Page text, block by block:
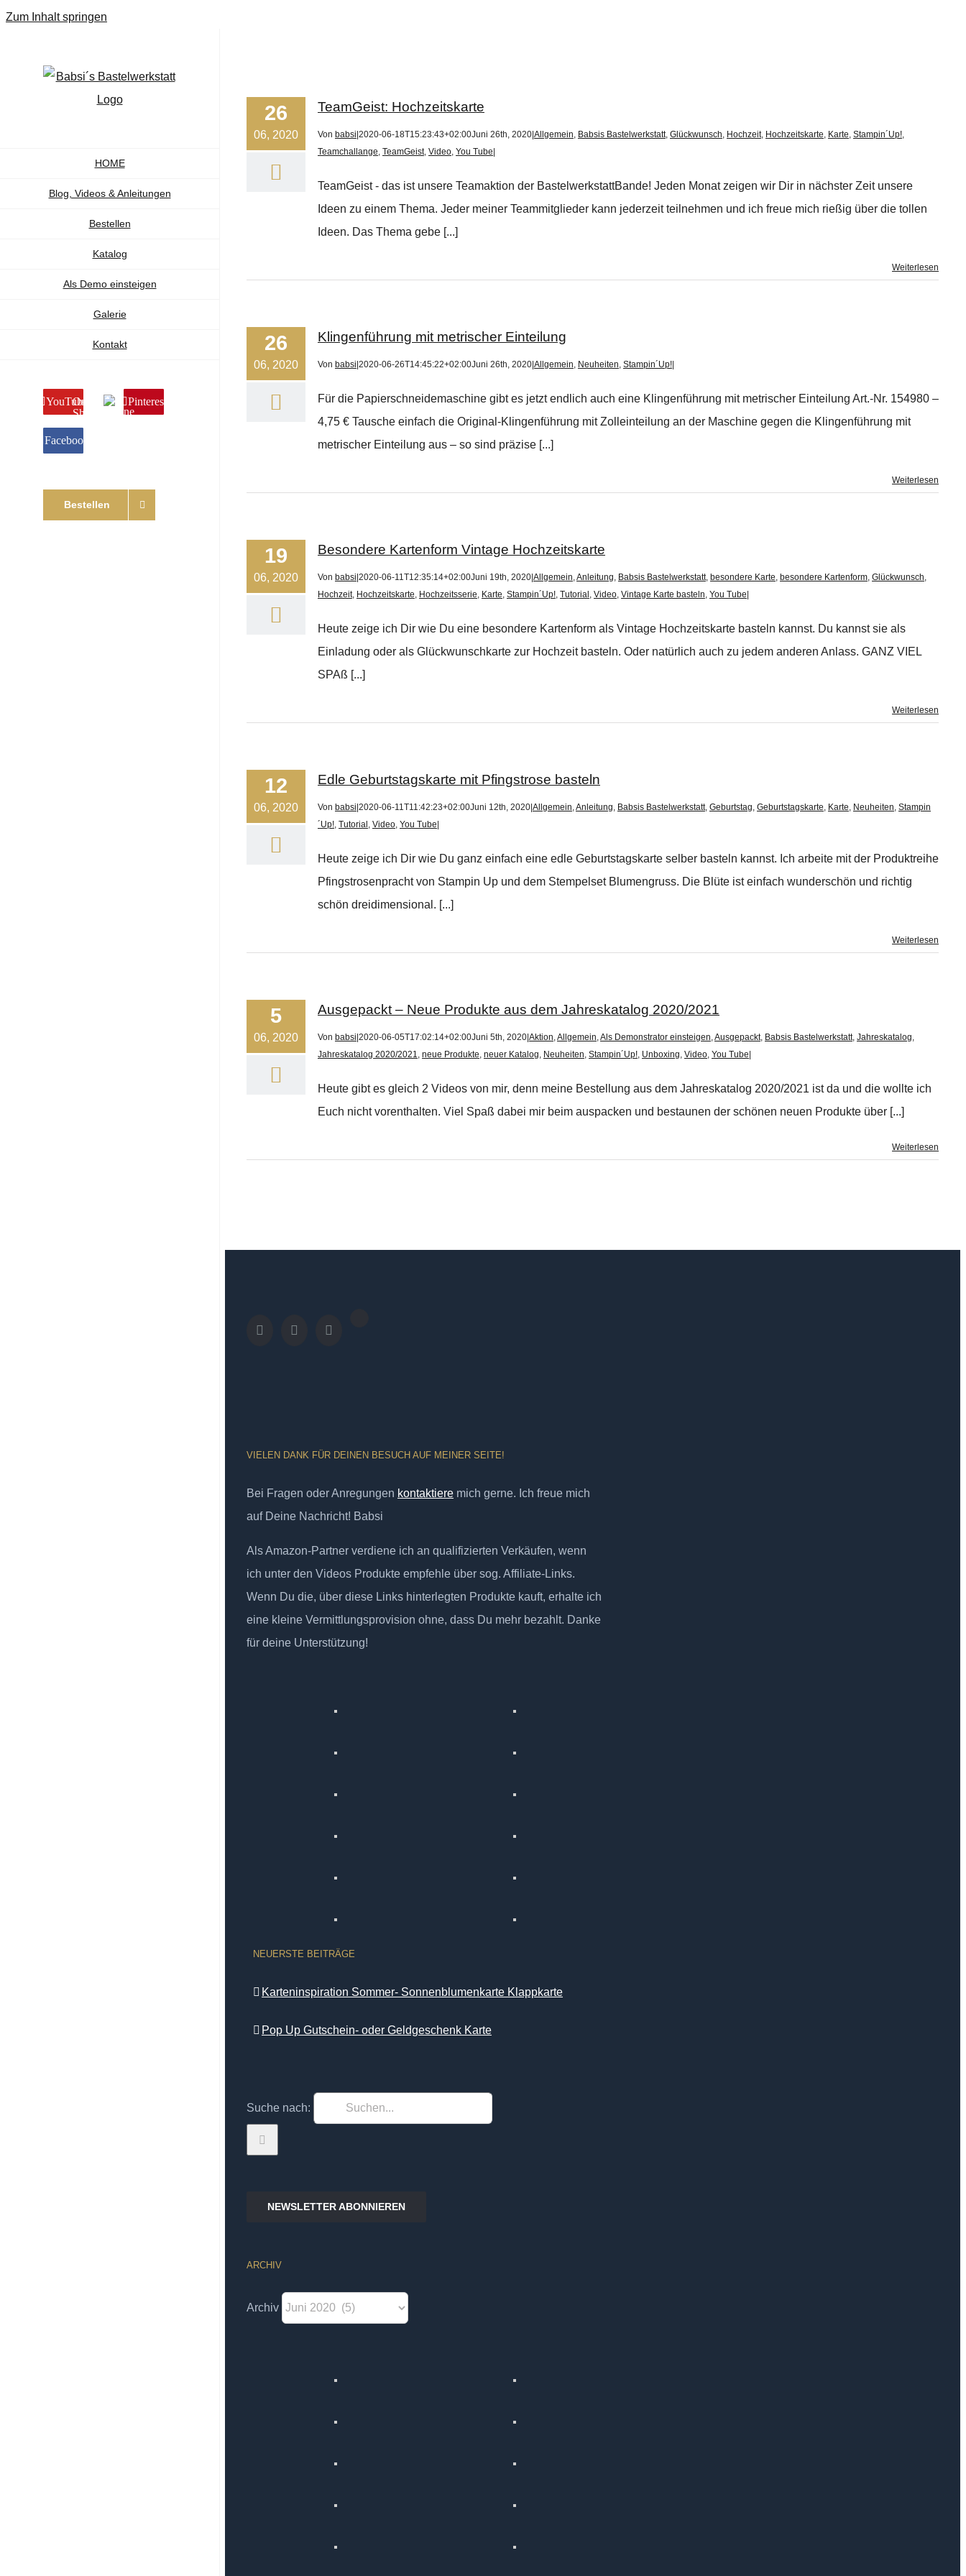
Zum Inhalt springen
HOME
Blog, Videos & Anleitungen
Bestellen
Katalog
Als Demo einsteigen
Galerie
Kontakt
YouTubeOnline
Shop
Pinterest
Facebook
Bestellen
26
06, 2020
TeamGeist: Hochzeitskarte
Von babsi 2020-06-18T15:23:43+02:00Juni 26th, 2020 Allgemein, Babsis Bastelwerkstatt, Glückwunsch, Hochzeit, Hochzeitskarte, Karte, Stampin´Up!,
Teamchallange, TeamGeist, Video, You Tube
TeamGeist - das ist unsere Teamaktion der BastelwerkstattBande! Jeden Monat zeigen wir Dir in nächster Zeit unsere
Ideen zu einem Thema. Jeder meiner Teammitglieder kann jederzeit teilnehmen und ich freue mich rießig über die tollen
Ideen. Das Thema gebe [...]
Weiterlesen
26
06, 2020
Klingenführung mit metrischer Einteilung
Von babsi 2020-06-26T14:45:22+02:00Juni 26th, 2020 Allgemein, Neuheiten, Stampin´Up!
Für die Papierschneidemaschine gibt es jetzt endlich auch eine Klingenführung mit metrischer Einteilung Art.-Nr. 154980 –
4,75 € Tausche einfach die Original-Klingenführung mit Zolleinteilung an der Maschine gegen die Klingenführung mit
metrischer Einteilung aus – so sind präzise [...]
Weiterlesen
19
06, 2020
Besondere Kartenform Vintage Hochzeitskarte
Von babsi 2020-06-11T12:35:14+02:00Juni 19th, 2020 Allgemein,Anleitung, Babsis Bastelwerkstatt, besondere Karte, besondere Kartenform, Glückwunsch,
Hochzeit, Hochzeitskarte, Hochzeitsserie, Karte, Stampin´Up!, Tutorial , Video, Vintage Karte basteln, You Tube
Heute zeige ich Dir wie Du eine besondere Kartenform als Vintage Hochzeitskarte basteln kannst. Du kannst sie als
Einladung oder als Glückwunschkarte zur Hochzeit basteln. Oder natürlich auch zu jedem anderen Anlass. GANZ VIEL
SPAß [...]
Weiterlesen
12
06, 2020
Edle Geburtstagskarte mit Pfingstrose basteln
Von babsi 2020-06-11T11:42:23+02:00Juni 12th, 2020 Allgemein,Anleitung, Babsis Bastelwerkstatt, Geburtstag, Geburtstagskarte, Karte, Neuheiten, Stampin
´Up!, Tutorial , Video, You Tube
Heute zeige ich Dir wie Du ganz einfach eine edle Geburtstagskarte selber basteln kannst. Ich arbeite mit der Produktreihe
Pfingstrosenpracht von Stampin Up und dem Stempelset Blumengruss. Die Blüte ist einfach wunderschön und richtig
schön dreidimensional. [...]
Weiterlesen
5
06, 2020
Ausgepackt – Neue Produkte aus dem Jahreskatalog 2020/2021
Von babsi 2020-06-05T17:02:14+02:00Juni 5th, 2020 Aktion,Allgemein,Als Demonstrator einsteigen,Ausgepackt, Babsis Bastelwerkstatt, Jahreskatalog,
Jahreskatalog 2020/2021, neue Produkte, neuer Katalog, Neuheiten, Stampin´Up!, Unboxing, Video, You Tube
Heute gibt es gleich 2 Videos von mir, denn meine Bestellung aus dem Jahreskatalog 2020/2021 ist da und die wollte ich
Euch nicht vorenthalten. Viel Spaß dabei mir beim auspacken und bestaunen der schönen neuen Produkte über [...]
Weiterlesen
VIELEN DANK FÜR DEINEN BESUCH AUF MEINER SEITE!
Bei Fragen oder Anregungen kontaktiere mich gerne. Ich freue mich
auf Deine Nachricht! Babsi
Als Amazon-Partner verdiene ich an qualifizierten Verkäufen, wenn
ich unter den Videos Produkte empfehle über sog. Affiliate-Links.
Wenn Du die, über diese Links hinterlegten Produkte kauft, erhalte ich
eine kleine Vermittlungsprovision ohne, dass Du mehr bezahlt. Danke
für deine Unterstützung!
NEUERSTE BEITRÄGE
Karteninspiration Sommer- Sonnenblumenkarte Klappkarte
Pop Up Gutschein- oder Geldgeschenk Karte
Suche nach:
NEWSLETTER ABONNIEREN
ARCHIV
Archiv